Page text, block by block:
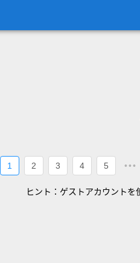
1 2 3 4 5 •••
ヒント：ゲストアカウントを